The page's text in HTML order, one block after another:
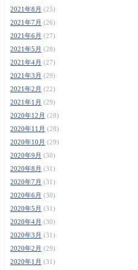
2021年8月 (25)
2021年7月 (26)
2021年6月 (27)
2021年5月 (28)
2021年4月 (27)
2021年3月 (29)
2021年2月 (22)
2021年1月 (29)
2020年12月 (28)
2020年11月 (28)
2020年10月 (29)
2020年9月 (30)
2020年8月 (31)
2020年7月 (31)
2020年6月 (30)
2020年5月 (31)
2020年4月 (30)
2020年3月 (31)
2020年2月 (29)
2020年1月 (31)